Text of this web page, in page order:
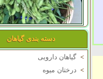
دسته بندی گیاهان
> گیاهان دارویی
> درختان میوه